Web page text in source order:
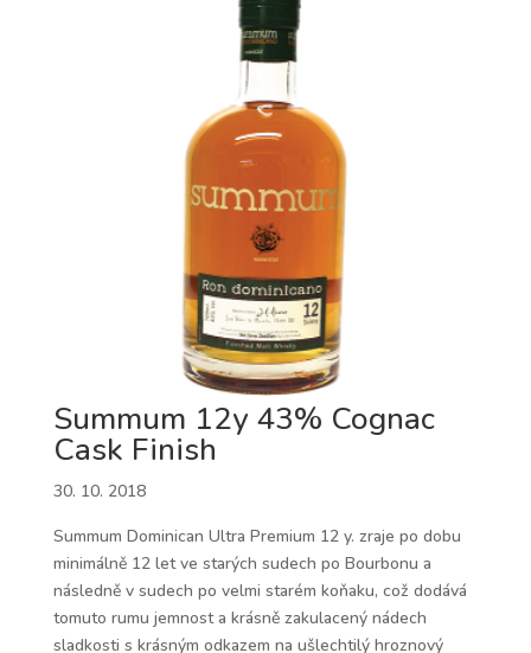
Summum 12y 43% Cognac
Cask Finish
30. 10. 2018
Summum Dominican Ultra Premium 12 y. zraje po dobu
minimálně 12 let ve starých sudech po Bourbonu a
následně v sudech po velmi starém koňaku, což dodává
tomuto rumu jemnost a krásně zakulacený nádech
sladkosti s krásným odkazem na ušlechtilý hroznový